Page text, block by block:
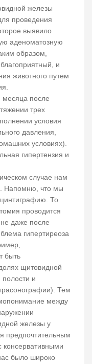
железы
проведения
выявило
аденоматозную
образом,
и
животного путем
месяца после
трех
условия
давления,
условиях).
гипертензия и
случае нам
Напомню, что мы
То
проводится
даже после
гипертиреоза
быть
щитовидной
и
Тем
между
железы у
предпочтительным
было широко